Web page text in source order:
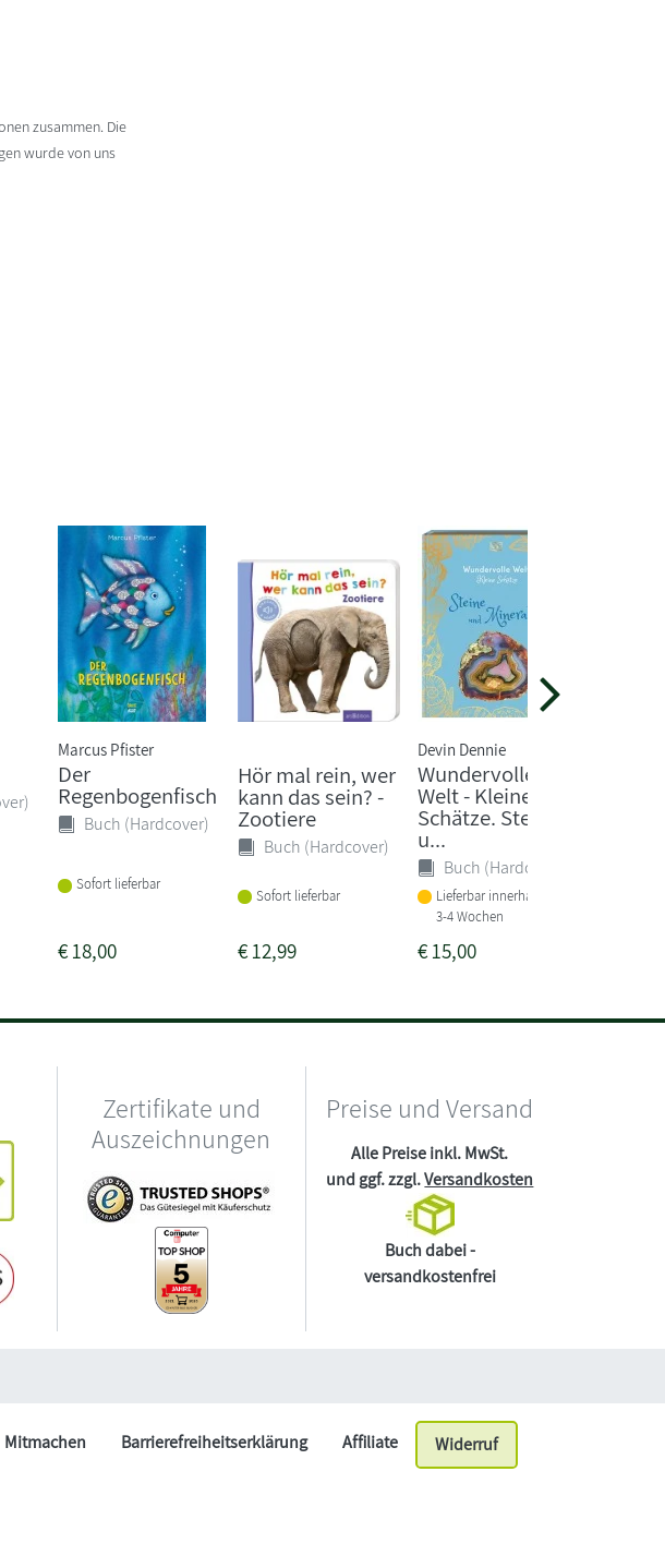
zusammen. Die
wurde von uns
Marcus Pfister
Der
Regenbogenfisch
Buch (Hardcover)
Sofort lieferbar
€18,00
Hör mal rein, wer
kann das sein? -
Zootiere
Buch (Hardcover)
Sofort lieferbar
€12,99
Devin Dennie
Wundervolle
Welt - Kleine
Schätze. Steine
u...
Buch (Hardcover)
Lieferbar innerhalb von
3-4 Wochen
€15,00
Zertifikate und
Auszeichnungen
Preise und Versand
Alle Preise inkl. MwSt.
und ggf. zzgl.Versandkosten
Buch dabei -
versandkostenfrei
Mitmachen Barrierefreiheitserklärung Affiliate Widerruf